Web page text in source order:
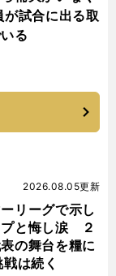
試合に出る取
る
リーグで示し
プと悔し涙 ２
の舞台を糧に
は続く
2026.08.05更新